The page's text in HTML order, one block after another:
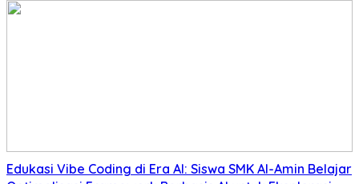
Edukasi Vibe Coding di Era AI: Siswa SMK Al-Amin Belajar